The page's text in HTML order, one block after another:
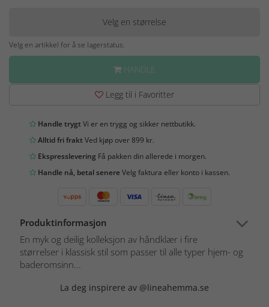
Velg en størrelse
Velg en artikkel for å se lagerstatus.
HANDLE
Legg til i Favoritter
Handle trygtVi er en trygg og sikker nettbutikk.
Alltid fri fraktVed kjøp over 899 kr.
Ekspresslevering Få pakken din allerede i morgen.
Handle nå, betal senereVelg faktura eller konto i kassen.
Produktinformasjon
En myk og deilig kolleksjon av håndklær i fire
størrelser i klassisk stil som passer til alle typer hjem- og
baderomsinn...
La deg inspirere av @lineahemma.se